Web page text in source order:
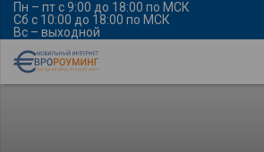
Пн – пт с 9:00 до 18:00 по МСК
Сб с 10:00 до 18:00 по МСК
Вс – выходной